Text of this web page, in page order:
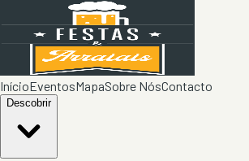
InícioEventosMapaSobre NósContacto
Descobrir